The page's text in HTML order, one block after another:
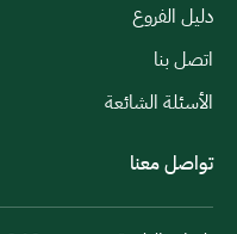
دليل الفروع
اتصل بنا
الأسئلة الشائعة
تواصل معنا